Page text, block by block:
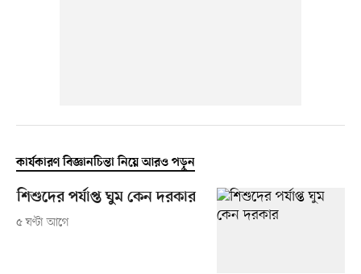
কার্যকারণ বিজ্ঞানচিন্তা নিয়ে আরও পড়ুন
শিশুদের পর্যাপ্ত ঘুম কেন দরকার
৫ ঘণ্টা আগে